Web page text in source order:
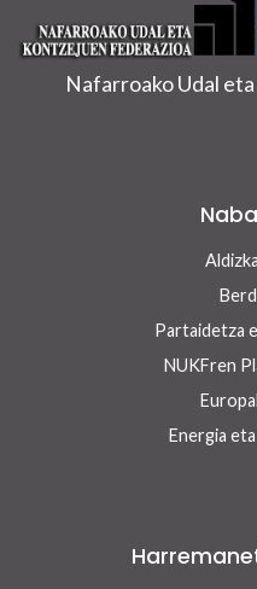
Nafarroako Udal
Partaidetza
NUKFren
Energia